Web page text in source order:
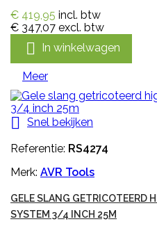
€ 419,95 incl. btw
€ 347,07 excl. btw
 In winkelwagen
Meer
 Snel bekijken
Referentie: RS4274
Merk: AVR Tools
GELE SLANG GETRICOTEERD
SYSTEM 3/4 INCH 25M